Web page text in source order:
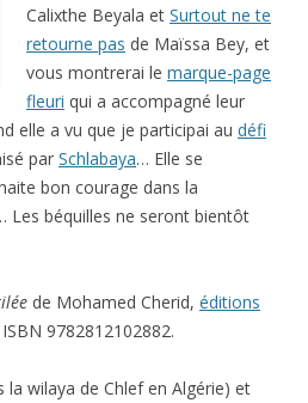
Calixthe Beyala et Surtout ne te
retourne pas de Maïssa Bey, et
vous montrerai le marque-page
fleuri qui a accompagné leur
elle a vu que je participai au défi
par Schlabaya… Elle se
bon courage dans la
Les béquilles ne seront bientôt
de Mohamed Cherid, éditions
9782812102882.
la wilaya de Chlef en Algérie) et